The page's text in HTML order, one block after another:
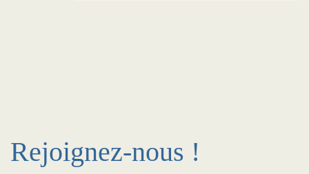
Rejoignez-nous !